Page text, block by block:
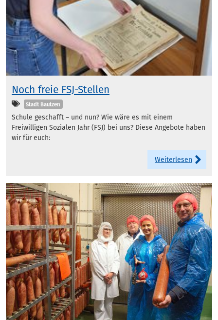
Noch freie FSJ-Stellen
Kategorien
Stadt Bautzen
Schule geschafft – und nun? Wie wäre es mit einem
Freiwilligen Sozialen Jahr (FSJ) bei uns? Diese Angebote haben
wir für euch:
Weiterlesen